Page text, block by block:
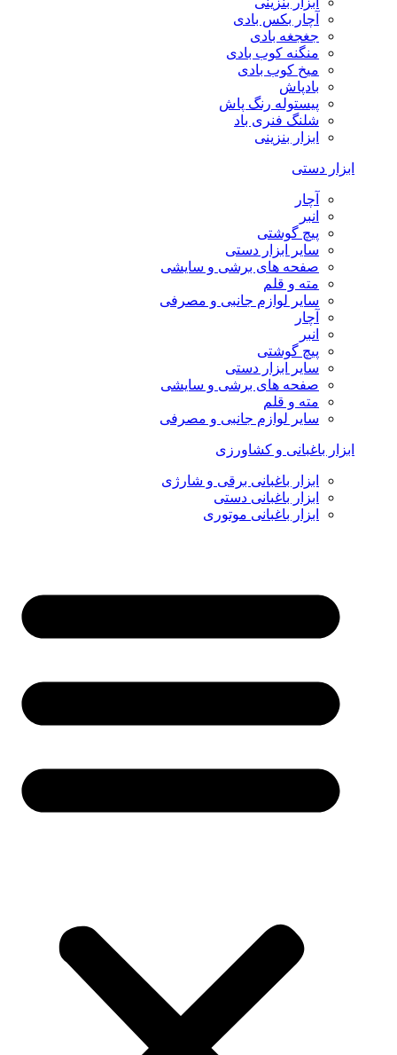
آچار بکس بادی
جغجغه بادی
منگنه کوب بادی
میخ کوب بادی
بادپاش
پیستوله رنگ پاش
شلنگ فنری باد
ابزار بنزینی
ابزار دستی
آچار
انبر
پیچ گوشتی
سایر ابزار دستی
صفحه های برشی و سایشی
مته و قلم
سایر لوازم جانبی و مصرفی
آچار
انبر
پیچ گوشتی
سایر ابزار دستی
صفحه های برشی و سایشی
مته و قلم
سایر لوازم جانبی و مصرفی
ابزار باغبانی و کشاورزی
ابزار باغبانی برقی و شارژی
ابزار باغبانی دستی
ابزار باغبانی موتوری